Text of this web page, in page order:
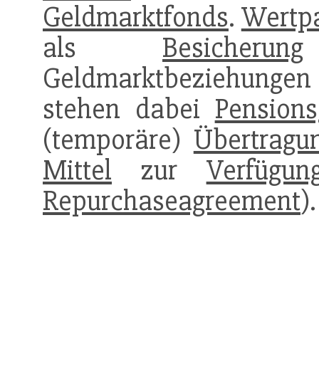
Geldmarktfonds.
als Besicherung
stehen dabei
(temporäre)
Mittel zur
Repurchaseagreement).